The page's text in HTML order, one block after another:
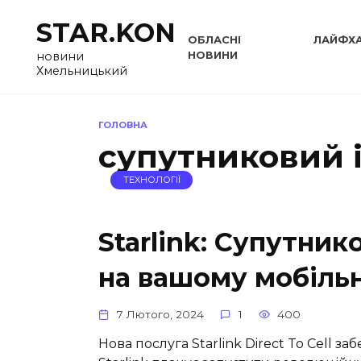
вмістуSTAR.KON
новини
Хмельницький
ОБЛАСНІ
НОВИНИ
ГОЛОВНА
супутниковий
ТЕХНОЛОГІЇ
Starlink:
на вашому
7 Лютого, 2024 1 400
Нова послуга Starlink Direct To Cell